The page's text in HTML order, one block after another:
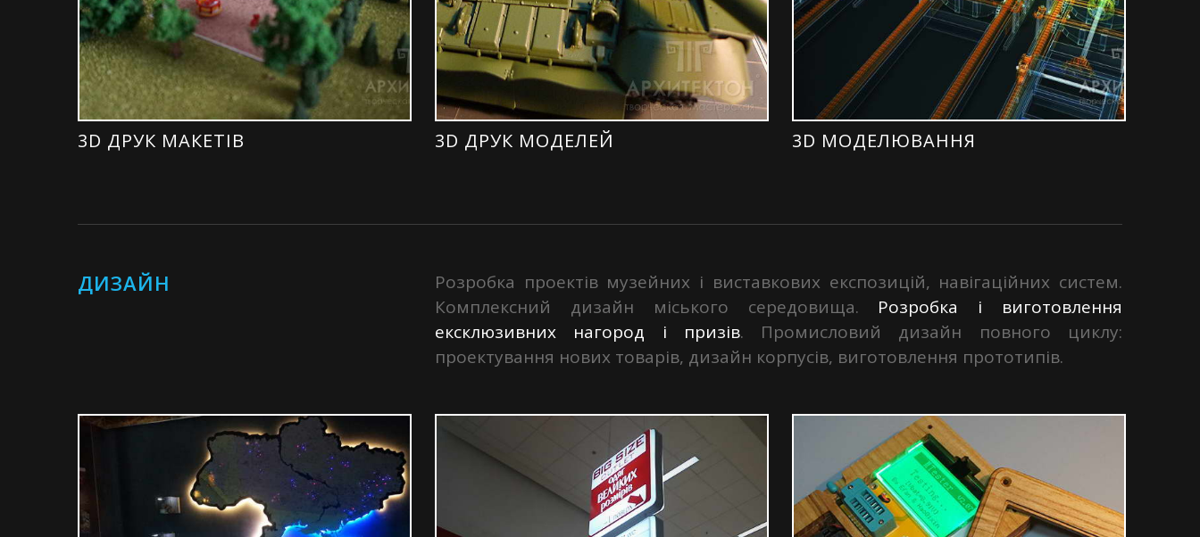
3D ДРУК МАКЕТІВ 3D ДРУК МОДЕЛЕЙ 3D МОДЕЛЮВАННЯ
ДИЗАЙН
Розробка проектів музейних і виставкових експозицій, навігаційних систем.
Комплексний дизайн міського середовища. Розробка і виготовлення
ексклюзивних нагород і призів. Промисловий дизайн повного циклу:
проектування нових товарів, дизайн корпусів, виготовлення прототипів.